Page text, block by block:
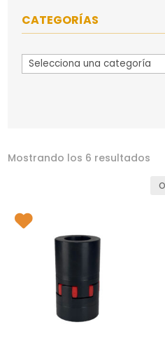
CATEGORÍAS
Selecciona
una
Mostrando los 6 resultados